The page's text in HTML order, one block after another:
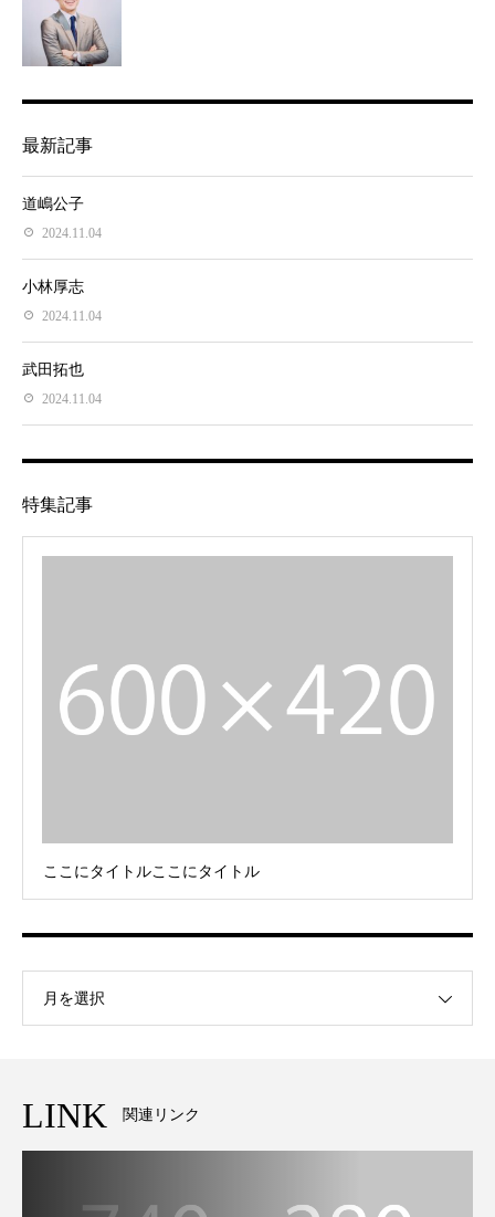
最新記事
道嶋公子
2024.11.04
小林厚志
2024.11.04
武田拓也
2024.11.04
特集記事
ここにタイトルここにタイトル
月を選択
LINK 関連リンク